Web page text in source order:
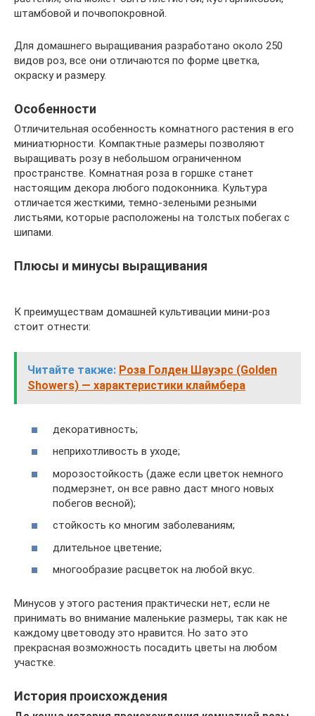
штамбовой и почвопокровной.
Для домашнего выращивания разработано около 250
видов роз, все они отличаются по форме цветка,
окраску и размеру.
Особенности
Отличительная особенность комнатного растения в его
миниатюрности. Компактные размеры позволяют
выращивать розу в небольшом ограниченном
пространстве. Комнатная роза в горшке станет
настоящим декора любого подоконника. Культура
отличается жесткими, темно-зелеными резными
листьями, которые расположены на толстых побегах с
шипами.
Плюсы и минусы выращивания
К преимуществам домашней культивации мини-роз
стоит отнести:
Читайте также: Роза Голден Шауэрс (Golden
Showers) — характеристики клаймбера
декоративность;
неприхотливость в уходе;
морозостойкость (даже если цветок немного
подмерзнет, он все равно даст много новых
побегов весной);
стойкость ко многим заболеваниям;
длительное цветение;
многообразие расцветок на любой вкус.
Минусов у этого растения практически нет, если не
принимать во внимание маленькие размеры, так как не
каждому цветоводу это нравится. Но зато это
прекрасная возможность посадить цветы на любом
участке.
История происхождения